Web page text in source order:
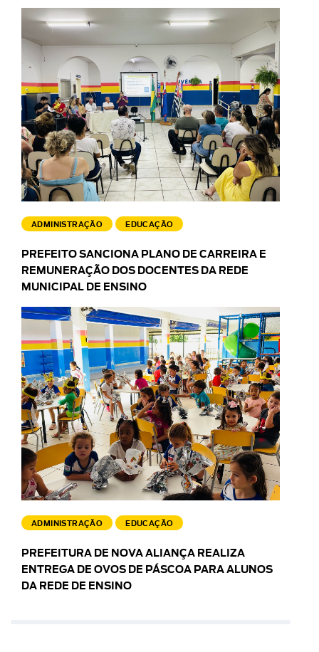
ADMINISTRAÇÃO EDUCAÇÃO
PREFEITO SANCIONA PLANO DE CARREIRA E
REMUNERAÇÃO DOS DOCENTES DA REDE
MUNICIPAL DE ENSINO
ADMINISTRAÇÃO EDUCAÇÃO
PREFEITURA DE NOVA ALIANÇA REALIZA
ENTREGA DE OVOS DE PÁSCOA PARA ALUNOS
DA REDE DE ENSINO